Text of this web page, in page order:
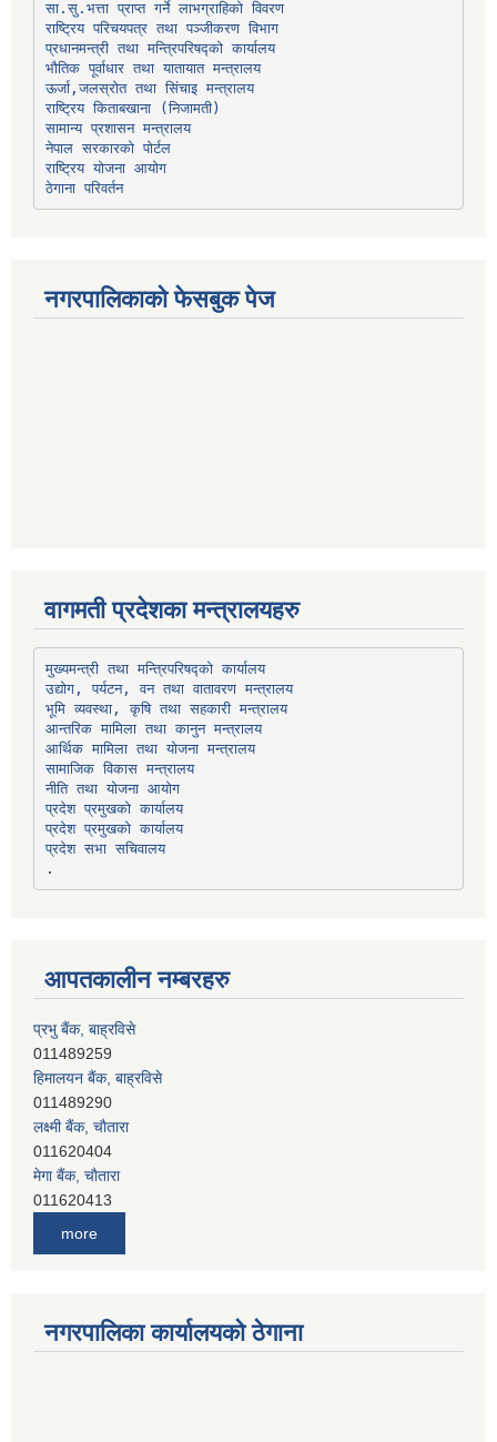
सा.सु.भत्ता प्राप्त गर्ने लाभग्राहिको विवरण
राष्ट्रिय परिचयपत्र तथा पञ्‍जीकरण विभाग
प्रधानमन्त्री तथा मन्त्रिपरिषद्को कार्यालय
भौतिक पूर्वाधार तथा यातायात मन्त्रालय
ऊर्जा,जलस्रोत तथा सिंचाइ मन्त्रालय
सामान्य प्रशासन मन्त्रालय
नेपाल सरकारको पोर्टल
राष्ट्रिय योजना आयोग
ठेगाना परिवर्तन
नगरपालिकाको फेसबुक पेज
वागमती प्रदेशका मन्त्रालयहरु
मुख्यमन्त्री तथा मन्त्रिपरिषद्को कार्यालय
उद्योग, पर्यटन, वन तथा वातावरण मन्त्रालय
भूमि व्यवस्था, कृषि तथा सहकारी मन्त्रालय
आन्तरिक मामिला तथा कानुन मन्त्रालय
आर्थिक मामिला तथा योजना मन्त्रालय
सामाजिक विकास मन्त्रालय
नीति तथा योजना आयोग
प्रदेश प्रमुखको कार्यालय
प्रदेश प्रमुखको कार्यालय
प्रदेश सभा सचिवालय
आपतकालीन नम्बरहरु
प्रभु बैंक, बाह्रविसे
011489259
हिमालयन बैंक, बाह्रविसे
011489290
लक्ष्मी बैंक, चाैतारा
011620404
मेगा बैंक, चाैतारा
011620413
देव विकास बैंक, जलविरे
011403051
more
नगरपालिका कार्यालयको ठेगाना